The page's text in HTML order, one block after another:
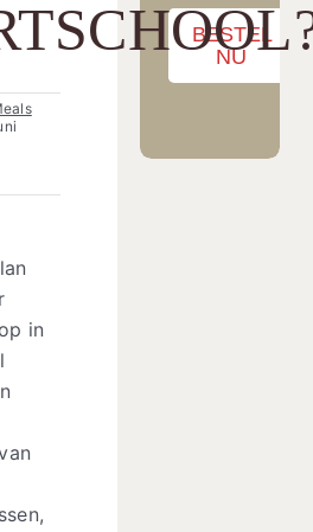
in
BESTEL
NU